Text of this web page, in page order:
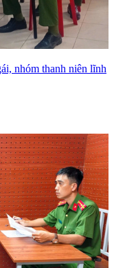
nhóm thanh niên lĩnh